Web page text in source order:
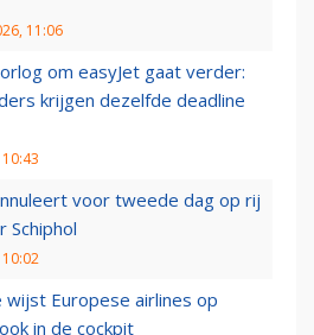
11:06
om easyJet gaat verder:
krijgen dezelfde deadline
voor tweede dag op rij
Schiphol
wijst Europese airlines op
in de cockpit